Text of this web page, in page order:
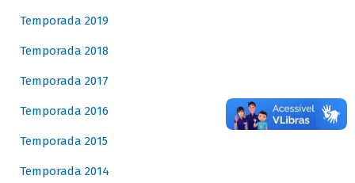
Temporada 2019
Temporada 2018
Temporada 2017
Temporada 2016
Temporada 2015
Temporada 2014